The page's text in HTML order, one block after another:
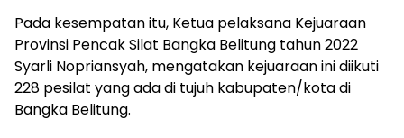
Pada kesempatan itu, Ketua pelaksana Kejuaraan
Provinsi Pencak Silat Bangka Belitung tahun 2022
Syarli Nopriansyah, mengatakan kejuaraan ini diikuti
228 pesilat yang ada di tujuh kabupaten/kota di
Bangka Belitung.